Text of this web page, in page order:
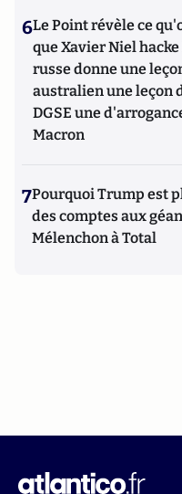
6Le Point révèle ce
que Xavier Niel
russe donne une
australien une leçon
DGSE une
Macron
7Pourquoi Trump est
des comptes aux
Mélenchon à Total